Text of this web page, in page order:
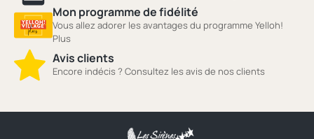
Mon programme de fidélité
Vous allez adorer les avantages du programme Yelloh!
Plus
Avis clients
Encore indécis ? Consultez les avis de nos clients